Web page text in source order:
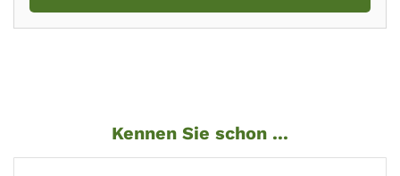
Kennen Sie schon ...